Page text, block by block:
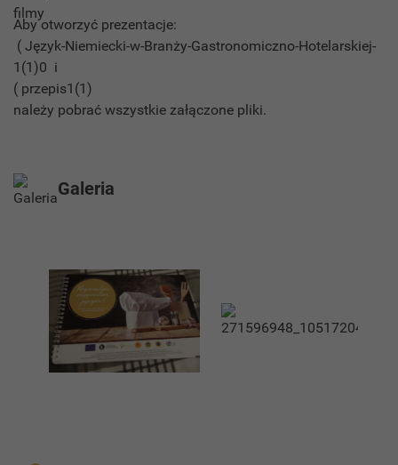
Aby otworzyć prezentacje:
( Język-Niemiecki-w-Branży-Gastronomiczno-Hotelarskiej-
1(1)0 i
( przepis1(1)
należy pobrać wszystkie załączone pliki.
Galeria